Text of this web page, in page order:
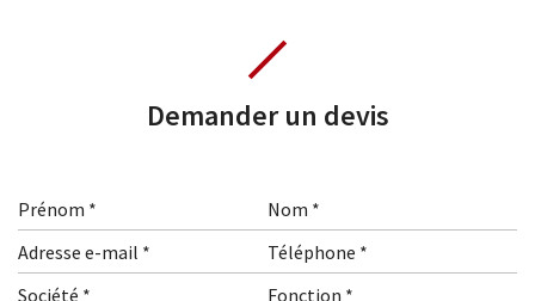
Demander un devis
Baro Alto Academy
Nous contacter